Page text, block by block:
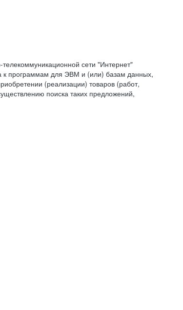
сети "Интернет"
к программам для ЭВМ и (или) базам данных,
(реализации) товаров (работ,
поиска таких предложений,